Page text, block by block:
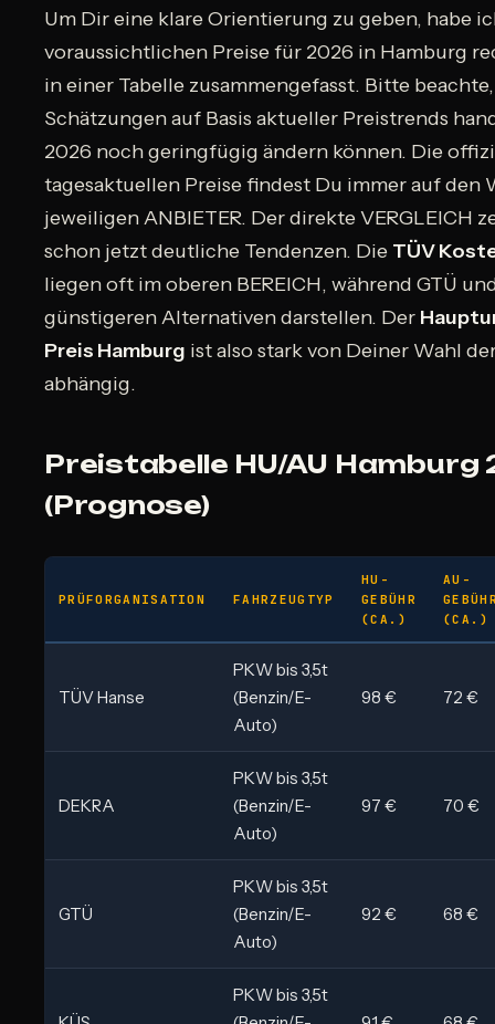
Um Dir eine klare Orientierung zu geben, habe
voraussichtlichen Preise für 2026 in Hamburg
in einer Tabelle zusammengefasst. Bitte
Schätzungen auf Basis aktueller Preistrends
2026 noch geringfügig ändern können. Die
tagesaktuellen Preise findest Du immer auf den
jeweiligen ANBIETER. Der direkte VERGLEICH
schon jetzt deutliche Tendenzen. Die TÜV
liegen oft im oberen BEREICH, während GTÜ
günstigeren Alternativen darstellen. Der
Preis Hamburg ist also stark von Deiner Wahl
abhängig.
Preistabelle HU/AU Hamburg
(Prognose)
PRÜFORGANISATION FAHRZEUGTYP
HU-
GEBÜHR
(CA.)
AU-
(CA.)
TÜV Hanse
PKW bis 3,5t
(Benzin/E-
Auto)
98 € 72 €
DEKRA
PKW bis 3,5t
(Benzin/E-
Auto)
97 € 70 €
GTÜ
PKW bis 3,5t
(Benzin/E-
Auto)
92 € 68 €
PKW bis 3,5t